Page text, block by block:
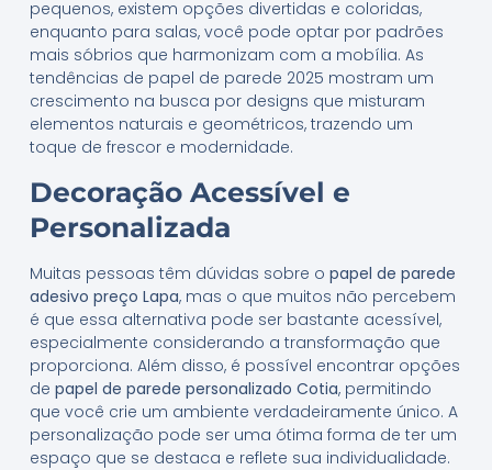
pequenos, existem opções divertidas e coloridas,
enquanto para salas, você pode optar por padrões
mais sóbrios que harmonizam com a mobília. As
tendências de papel de parede 2025 mostram um
crescimento na busca por designs que misturam
elementos naturais e geométricos, trazendo um
toque de frescor e modernidade.
Decoração Acessível e
Personalizada
Muitas pessoas têm dúvidas sobre o papel de parede
adesivo preço Lapa, mas o que muitos não percebem
é que essa alternativa pode ser bastante acessível,
especialmente considerando a transformação que
proporciona. Além disso, é possível encontrar opções
de papel de parede personalizado Cotia, permitindo
que você crie um ambiente verdadeiramente único. A
personalização pode ser uma ótima forma de ter um
espaço que se destaca e reflete sua individualidade.